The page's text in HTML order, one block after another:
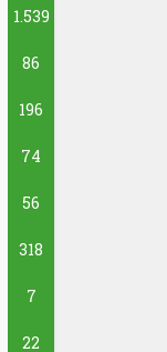
1.539
86
196
74
56
318
7
22